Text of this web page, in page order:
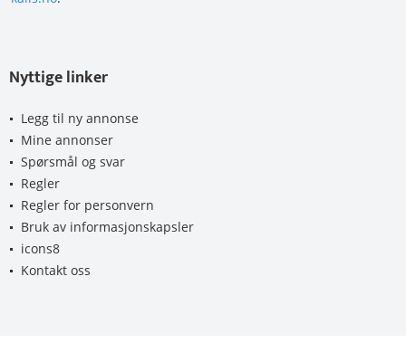
Nyttige linker
Legg til ny annonse
Mine annonser
Spørsmål og svar
Regler
Regler for personvern
Bruk av informasjonskapsler
icons8
Kontakt oss